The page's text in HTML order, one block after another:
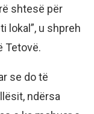
shtesë për
lokal”, u shpreh
Tetovë.
se do të
ndërsa